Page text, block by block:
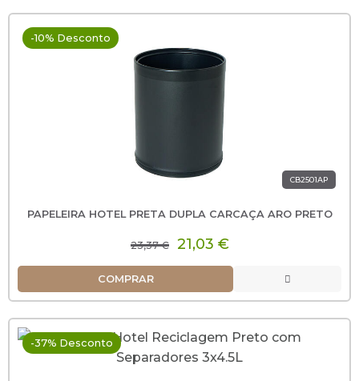
-10% Desconto
CB2501AP
PAPELEIRA HOTEL PRETA DUPLA CARCAÇA ARO PRETO
23,37 € 21,03 €
COMPRAR
-37% Desconto